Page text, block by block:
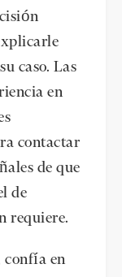
caso. Las
en
contactar
de que
de
requiere.
confía en